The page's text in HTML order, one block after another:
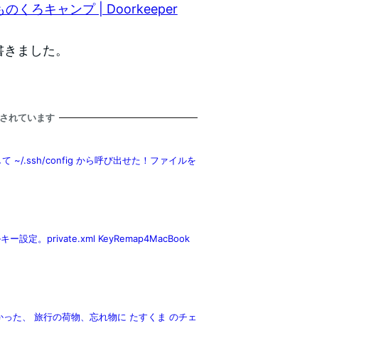
のくろキャンプ | Doorkeeper
ました。
れています
て ~/.ssh/config から呼び出せた！ファイルを
ー設定。private.xml KeyRemap4MacBook
た、 旅行の荷物、忘れ物に たすくま のチェ